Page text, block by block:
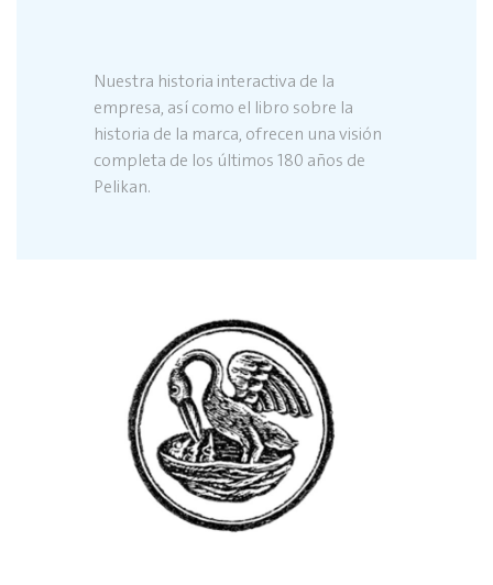
Nuestra historia interactiva de la
empresa, así como el libro sobre la
historia de la marca, ofrecen una visión
completa de los últimos 180 años de
Pelikan.